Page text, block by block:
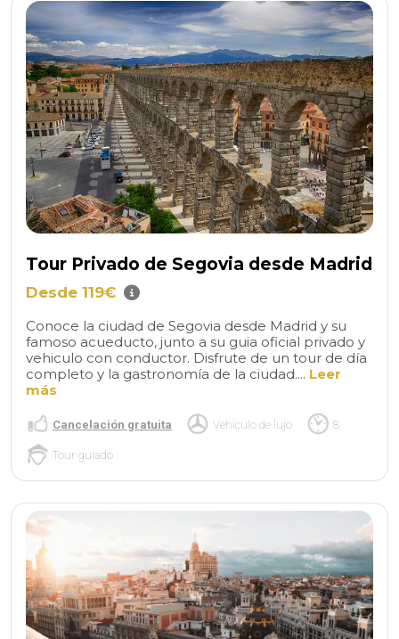
Tour Privado de Segovia desde Madrid
Desde 119€
Conoce la ciudad de Segovia desde Madrid y su
famoso acueducto, junto a su guia oficial privado y
vehiculo con conductor. Disfrute de un tour de día
completo y la gastronomía de la ciudad.... Leer
más
Cancelación gratuita Vehículo de lujo 8
Tour guiado